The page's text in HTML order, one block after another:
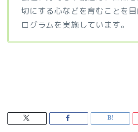
切にする心などを育むことを
ログラムを実施しています。